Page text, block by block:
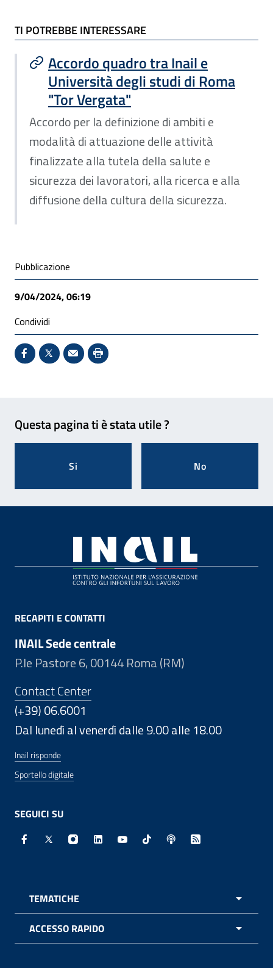
TI POTREBBE INTERESSARE
Accordo quadro tra Inail e
Università degli studi di Roma
"Tor Vergata"
Accordo per la definizione di ambiti e
modalità di attuazione delle attività
finalizzate alla tutela della salute e
sicurezza dei lavoratori, alla ricerca e alla
diffusione della cultura della sicurezza.
Condivisione social
Pubblicazione
9/04/2024, 06:19
Condividi
Condividi su Facebook - Sito esterno - Apertura in
X - Sito esterno - Apertura in nuova finestra
Invio Mail: apre il programma di posta
Stampa pagina: scelta meno
Questa pagina ti è stata utile ?
Si No
RECAPITI E CONTATTI
INAIL Sede centrale
P.le Pastore 6, 00144 Roma (RM)
Contact Center
(+39) 06.6001
Dal lunedì al venerdì dalle 9.00 alle 18.00
Inail risponde
Sportello digitale
SEGUICI SU
Facebook - Sito esterno - Apertura in nuova finestra
X - Sito esterno - Apertura in nuova finestra
Instagram - Sito esterno - Apertura in
Linkedin - Sito esterno - Apertura in
Youtube - Sito esterno -
TikTok - Sito esterno -
Spreaker - Sito
Feed RSS -
TEMATICHE
ACCESSO RAPIDO